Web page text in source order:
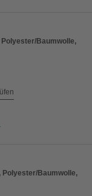
Baumwolle,
Polyester/Baumwolle,